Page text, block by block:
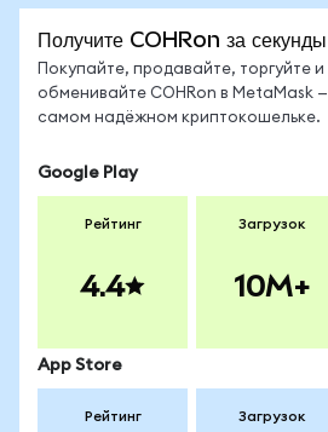
Получите COHRon за секунды
Покупайте, продавайте, торгуйте и
обменивайте COHRon в MetaMask —
самом надёжном криптокошельке.
Google Play
Рейтинг
4.4
Загрузок
10M+
App Store
Рейтинг Загрузок